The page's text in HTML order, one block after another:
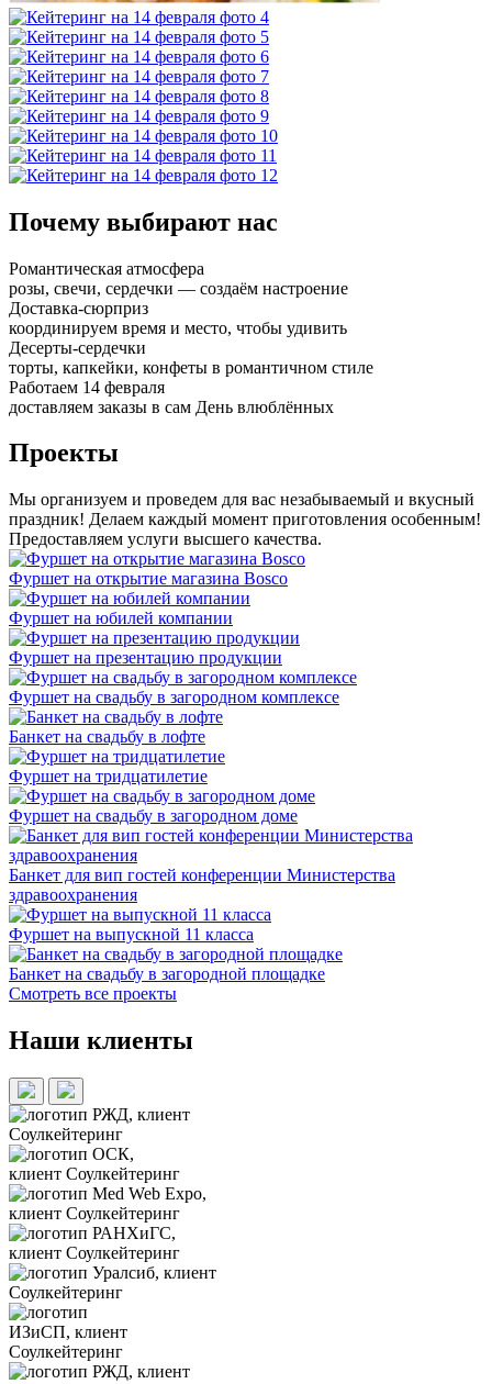
Почему выбирают нас
Романтическая атмосфера
розы, свечи, сердечки — создаём настроение
Доставка-сюрприз
координируем время и место, чтобы удивить
Десерты-сердечки
торты, капкейки, конфеты в романтичном стиле
Работаем 14 февраля
доставляем заказы в сам День влюблённых
Проекты
Мы организуем и проведем для вас незабываемый и вкусный
праздник! Делаем каждый момент приготовления особенным!
Предоставляем услуги высшего качества.
Фуршет на открытие магазина Bosco
Фуршет на юбилей компании
Фуршет на презентацию продукции
Фуршет на свадьбу в загородном комплексе
Банкет на свадьбу в лофте
Фуршет на тридцатилетие
Фуршет на свадьбу в загородном доме
Банкет для вип гостей конференции Министерства
здравоохранения
Фуршет на выпускной 11 класса
Банкет на свадьбу в загородной площадке
Смотреть все проекты
Наши клиенты